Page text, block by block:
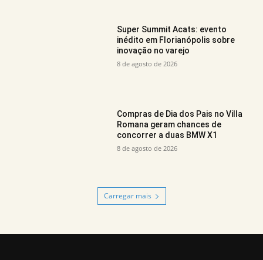
Super Summit Acats: evento
inédito em Florianópolis sobre
inovação no varejo
8 de agosto de 2026
Compras de Dia dos Pais no Villa
Romana geram chances de
concorrer a duas BMW X1
8 de agosto de 2026
Carregar mais